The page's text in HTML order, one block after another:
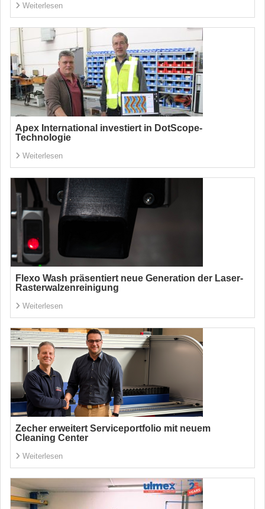
Weiterlesen
Apex International investiert in DotScope-
Technologie
Weiterlesen
Flexo Wash präsentiert neue Generation der Laser-
Rasterwalzenreinigung
Weiterlesen
Zecher erweitert Serviceportfolio mit neuem
Cleaning Center
Weiterlesen